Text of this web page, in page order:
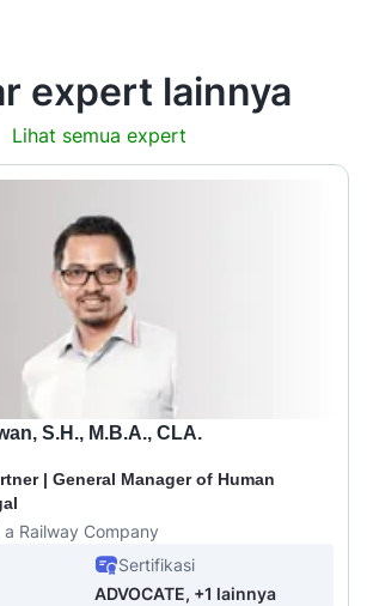
expert lainnya
Lihat semua expert
S.H., M.B.A., CLA.
| General Manager of Human
Railway Company
Sertifikasi
ADVOCATE, +1 lainnya